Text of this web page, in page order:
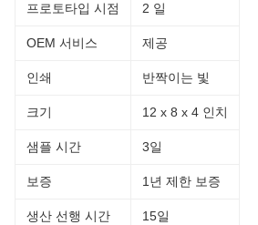
프로토타입 시점 2 일
OEM 서비스 제공
인쇄 반짝이는 빛
크기 12 x 8 x 4 인치
샘플 시간 3일
보증 1년 제한 보증
생산 선행 시간 15일